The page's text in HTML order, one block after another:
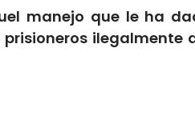
manejo que le ha
ilegalmente